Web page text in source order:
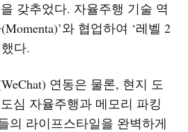
갖추었다. 자율주행 기술 역
와 협업하여 ‘레벨 2
다.
연동은 물론, 현지 도
심 자율주행과 메모리 파킹
의 라이프스타일을 완벽하게